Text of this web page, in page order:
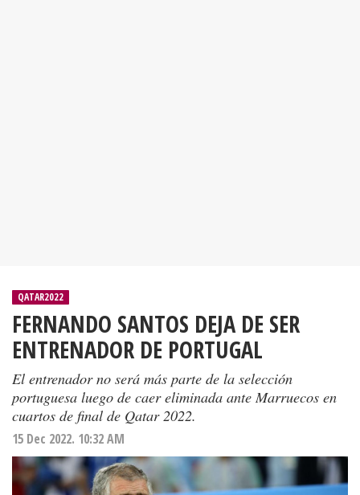
QATAR2022
FERNANDO SANTOS DEJA DE SER
ENTRENADOR DE PORTUGAL
El entrenador no será más parte de la selección
portuguesa luego de caer eliminada ante Marruecos en
cuartos de final de Qatar 2022.
15 Dec 2022. 10:32 AM